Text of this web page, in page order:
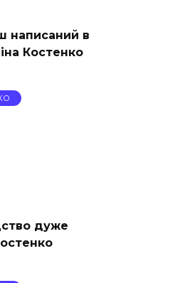
написаний в
Костенко
дуже